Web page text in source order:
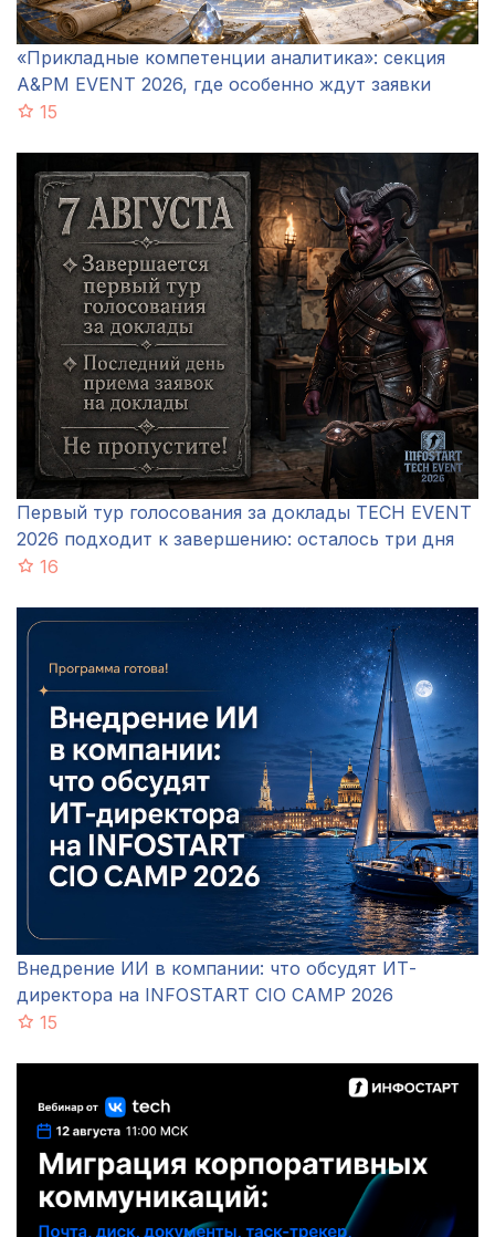
«Прикладные компетенции аналитика»: секция
A&PM EVENT 2026, где особенно ждут заявки
15
Первый тур голосования за доклады TECH EVENT
2026 подходит к завершению: осталось три дня
16
Внедрение ИИ в компании: что обсудят ИТ-
директора на INFOSTART CIO CAMP 2026
15